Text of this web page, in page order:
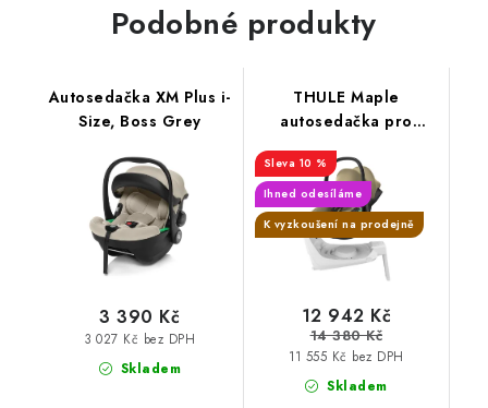
Podobné produkty
Autosedačka XM Plus i-
Size, Boss Grey
Skladem
3 027 Kč bez DPH
3 390 Kč
THULE Maple
autosedačka pro
novorozence Faded
khaki + báze Alfi
10 %
Ihned odesíláme
K vyzkoušení na prodejně
Skladem
11 555 Kč bez DPH
12 942 Kč
14 380 Kč